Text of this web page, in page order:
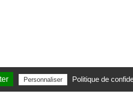
Personnaliser Politique de